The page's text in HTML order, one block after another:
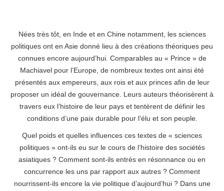
Nées très tôt, en Inde et en Chine notamment, les sciences
politiques ont en Asie donné lieu à des créations théoriques peu
connues encore aujourd’hui. Comparables au « Prince » de
Machiavel pour l’Europe, de nombreux textes ont ainsi été
présentés aux empereurs, aux rois et aux princes afin de leur
proposer un idéal de gouvernance. Leurs auteurs théorisèrent à
travers eux l’histoire de leur pays et tentèrent de définir les
conditions d’une paix durable pour l’élu et son peuple.
Quel poids et quelles influences ces textes de « sciences
politiques » ont-ils eu sur le cours de l’histoire des sociétés
asiatiques ? Comment sont-ils entrés en résonnance ou en
concurrence les uns par rapport aux autres ? Comment
nourrissent-ils encore la vie politique d’aujourd’hui ? Dans une